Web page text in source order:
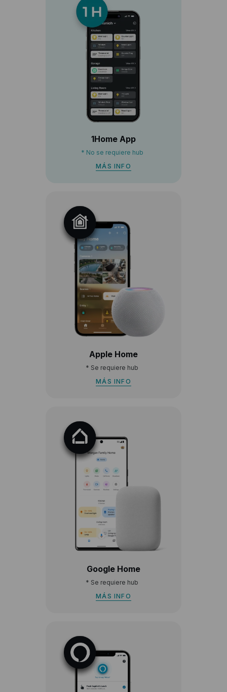
1Home App
* No se requiere hub
MÁS INFO
Apple Home
* Se requiere hub
MÁS INFO
Google Home
* Se requiere hub
MÁS INFO